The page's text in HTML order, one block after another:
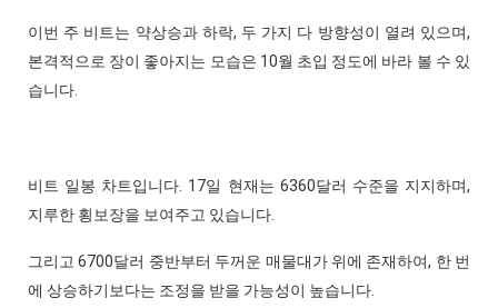
이번 주 비트는 약상승과 하락, 두 가지 다 방향성이 열려 있으며,
본격적으로 장이 좋아지는 모습은 10월 초입 정도에 바라 볼 수 있
습니다.
비트 일봉 차트입니다. 17일 현재는 6360달러 수준을 지지하며,
지루한 횡보장을 보여주고 있습니다.
그리고 6700달러 중반부터 두꺼운 매물대가 위에 존재하여, 한 번
에 상승하기보다는 조정을 받을 가능성이 높습니다.